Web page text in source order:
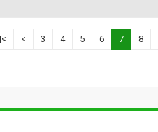
|< < 3 4 5 6 7 8